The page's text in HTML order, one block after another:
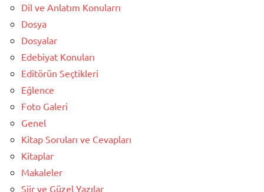
Dil ve Anlatım Konularrı
Dosya
Dosyalar
Edebiyat Konuları
Editörün Seçtikleri
Eğlence
Foto Galeri
Genel
Kitap Soruları ve Cevapları
Kitaplar
Makaleler
Şiir ve Güzel Yazılar